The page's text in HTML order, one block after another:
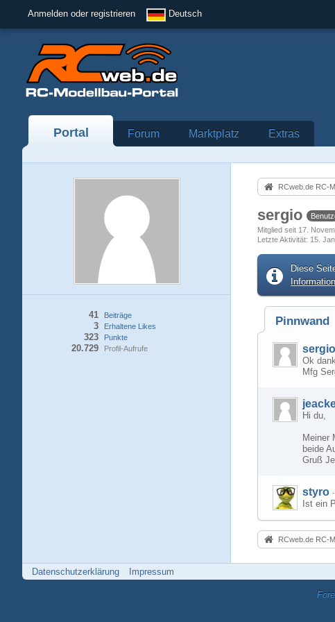
Anmelden oder registrieren Deutsch
Portal Forum Marktplatz Extras
Beiträge
41
Erhaltene Likes
3
Punkte
323
Profil-Aufrufe
20.729
RCweb.de RC-
sergio
Mitglied seit 17.
Letzte Aktivität 15.
Diese
Pinnwand
sergio
Ok
Mfg
Hi du,
Meiner
beide
Gruß
styro -
Ist ein
RCweb.de RC-
Datenschutzerklärung Impressum